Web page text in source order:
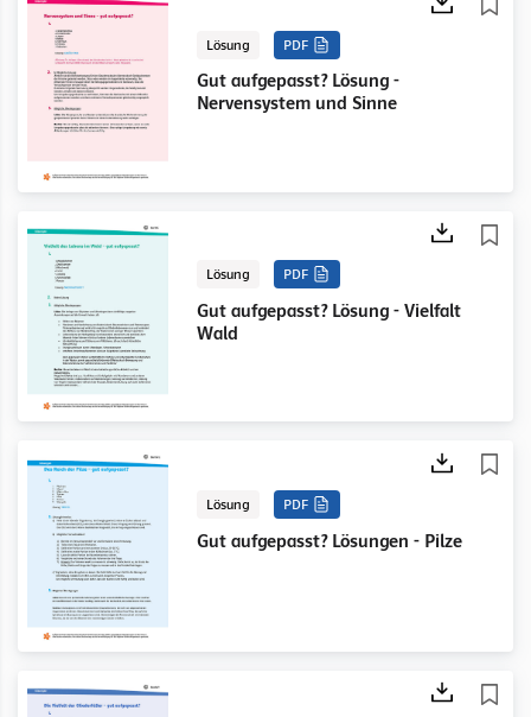
Lösung PDF
Gut aufgepasst? Lösung -
Nervensystem und Sinne
Lösung PDF
Gut aufgepasst? Lösung - Vielfalt
Wald
Lösung PDF
Gut aufgepasst? Lösungen - Pilze